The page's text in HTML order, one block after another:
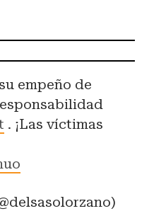
empeño de
. ¡Las víctimas